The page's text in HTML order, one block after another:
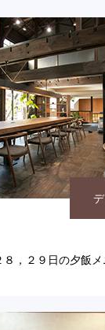
８，２９日の夕飯